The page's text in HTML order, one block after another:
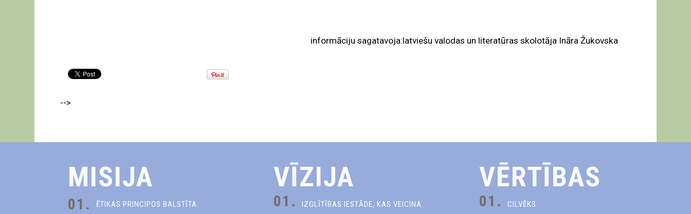
informāciju sagatavoja:latviešu valodas un literatūras skolotāja Ināra Žukovska
-->
MISIJA
01.
ĒTIKAS PRINCIPOS BALSTĪTA
VĪZIJA
01.
IZGLĪTĪBAS IESTĀDE, KAS VEICINA
VĒRTĪBAS
01. CILVĒKS